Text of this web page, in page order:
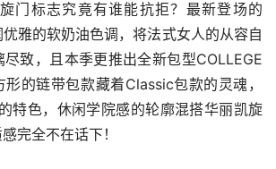
门标志究竟有谁能抗拒？最新登场的
优雅的软奶油色调，将法式女人的从容自
致，且本季更推出全新包型COLLEGE
形的链带包款藏着Classic包款的灵魂，
特色，休闲学院感的轮廓混搭华丽凯旋
完全不在话下！